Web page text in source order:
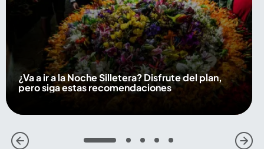
¿Va a ir a la Noche Silletera? Disfrute del plan,
pero siga estas recomendaciones
1 2 3 4 5